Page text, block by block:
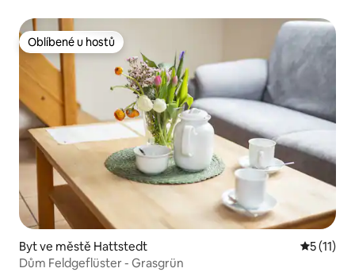
Oblíbené u hostů
Oblíbené u hostů
Byt ve městě Hattstedt
5 (11)
Dům Feldgeflüster - Grasgrün